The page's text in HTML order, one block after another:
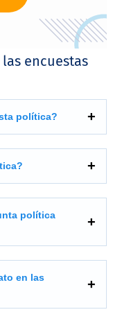
encuestas
política?
política
en las